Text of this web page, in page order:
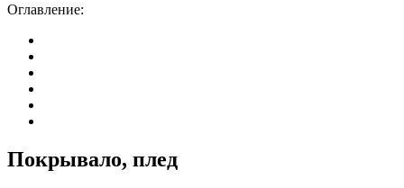
Оглавление:
Покрывало, плед